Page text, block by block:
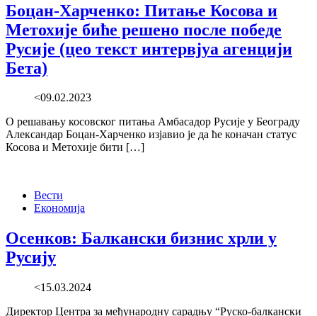
Боцан-Харченко: Питање Косова и
Метохије биће решено после победе
Русије (цео текст интервјуа агенцији
Бета)
<09.02.2023
О решавању косовског питања Амбасадор Русије у Београду
Александар Боцан-Харченко изјавио је да ће коначан статус
Косова и Метохије бити […]
Вести
Економија
Осенков: Балкански бизнис хрли у
Русију
<15.03.2024
Директор Центра за међународну сарадњу “Руско-балкански